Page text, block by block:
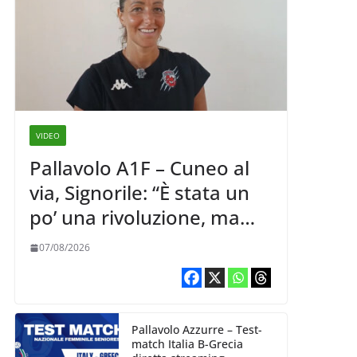
VIDEO
Pallavolo A1F – Cuneo al
via, Signorile: “È stata un
po’ una rivoluzione, ma
abbiamo le idee chiare siu
cosa vogliamo fare”
07/08/2026
Pallavolo Azzurre – Test-
match Italia B-Grecia